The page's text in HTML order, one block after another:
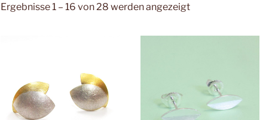
Ergebnisse 1 – 16 von 28 werden angezeigt